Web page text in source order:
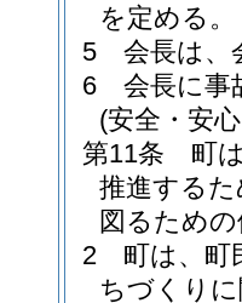
を定める。
5
会長は、
6
会長に事
(安全・安
第11条
町
推進する
図るため
2
町は、町
ちづくり